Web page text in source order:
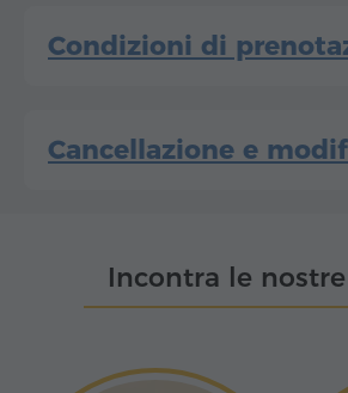
Condizioni di
Cancellazione e
Incontra le